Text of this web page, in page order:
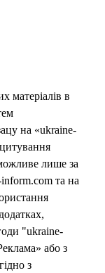
матеріалів в
на «ukraine-
лише за
та на
"ukraine-
або з
з